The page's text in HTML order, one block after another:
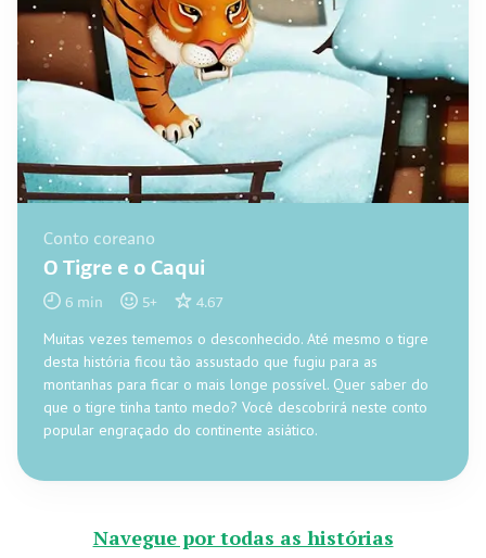
Conto coreano
O Tigre e o Caqui
6 min 5+ 4.67
Muitas vezes tememos o desconhecido. Até mesmo o tigre
desta história ficou tão assustado que fugiu para as
montanhas para ficar o mais longe possível. Quer saber do
que o tigre tinha tanto medo? Você descobrirá neste conto
popular engraçado do continente asiático.
Navegue por todas as histórias